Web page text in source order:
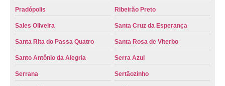
qual o valor do emplacamento da placa mercosul agendamento Região
Metropolitana de Ribeirão Preto
emplacamento mercosul preço Santa Rosa de Viterbo
valor do emplacamento mercosul agendar Guaíra
qual o valor do emplacamento da placa mercosul agendar Severinia
Pradópolis Ribeirão Preto
Sales Oliveira Santa Cruz da Esperança
Santa Rita do Passa Quatro Santa Rosa de Viterbo
Santo Antônio da Alegria Serra Azul
Serrana Sertãozinho